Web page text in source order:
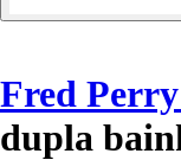
Fred Perry
dupla